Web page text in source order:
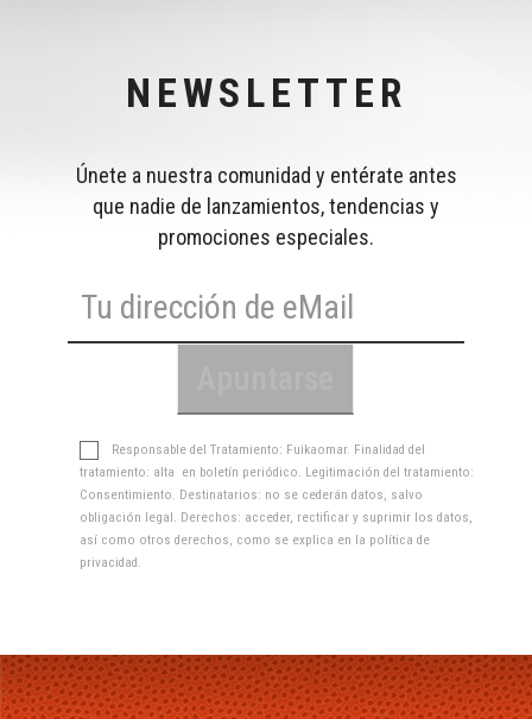
NEWSLETTER
Únete a nuestra comunidad y entérate antes
que nadie de lanzamientos, tendencias y
promociones especiales.
Responsable del Tratamiento: Fuikaomar. Finalidad del
tratamiento: alta en boletín periódico. Legitimación del tratamiento:
Consentimiento. Destinatarios: no se cederán datos, salvo
obligación legal. Derechos: acceder, rectificar y suprimir los datos,
así como otros derechos, como se explica en la política de
privacidad .